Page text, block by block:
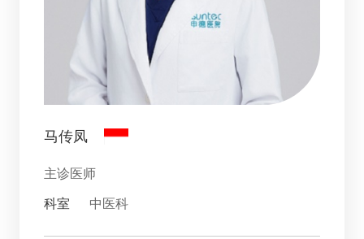
马传凤
主诊医师
科室 中医科